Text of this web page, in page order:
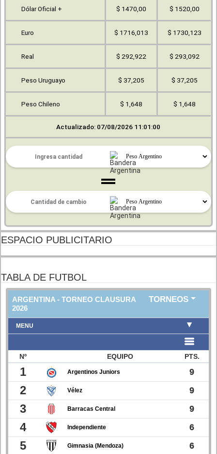
Dólar Oficial + $ 1470,00 $ 1520,00
Euro $ 1716,013 $ 1730,123
Real $ 292,922 $ 293,092
Peso Uruguayo $ 37,205 $ 37,205
Peso Chileno $ 1,648 $ 1,648
Actualizado: 07/08/2026 11:01:00
ESPACIO PUBLICITARIO
TABLA DE FUTBOL